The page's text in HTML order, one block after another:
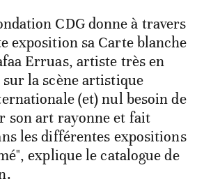
CDG donne à travers
exposition sa Carte blanche
Erruas, artiste très en
sur la scène artistique
(et) nul besoin de
son art rayonne et fait
les différentes expositions
explique le catalogue de